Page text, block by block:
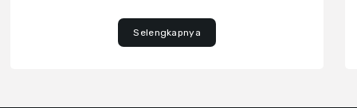
Selengkapnya